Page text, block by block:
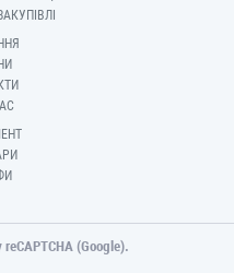
(Google).